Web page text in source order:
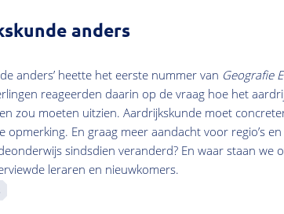
anders
anders’ heette het eerste nummer van Geografie
reageerden daarin op de vraag hoe het
zou moeten uitzien. Aardrijkskunde moet
opmerking. En graag meer aandacht voor regio’s
sindsdien veranderd? En waar staan we
leraren en nieuwkomers.